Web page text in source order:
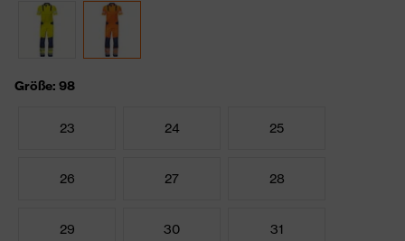
Größe: 98
23 24 25
26 27 28
29 30 31